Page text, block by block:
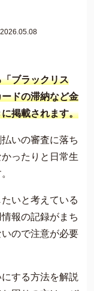
ブラックリス
ドの滞納など金
掲載されます。
いの審査に落ち
ったりと日常生
いと考えている
報の記録がまち
ので注意が必要
する方法を解説